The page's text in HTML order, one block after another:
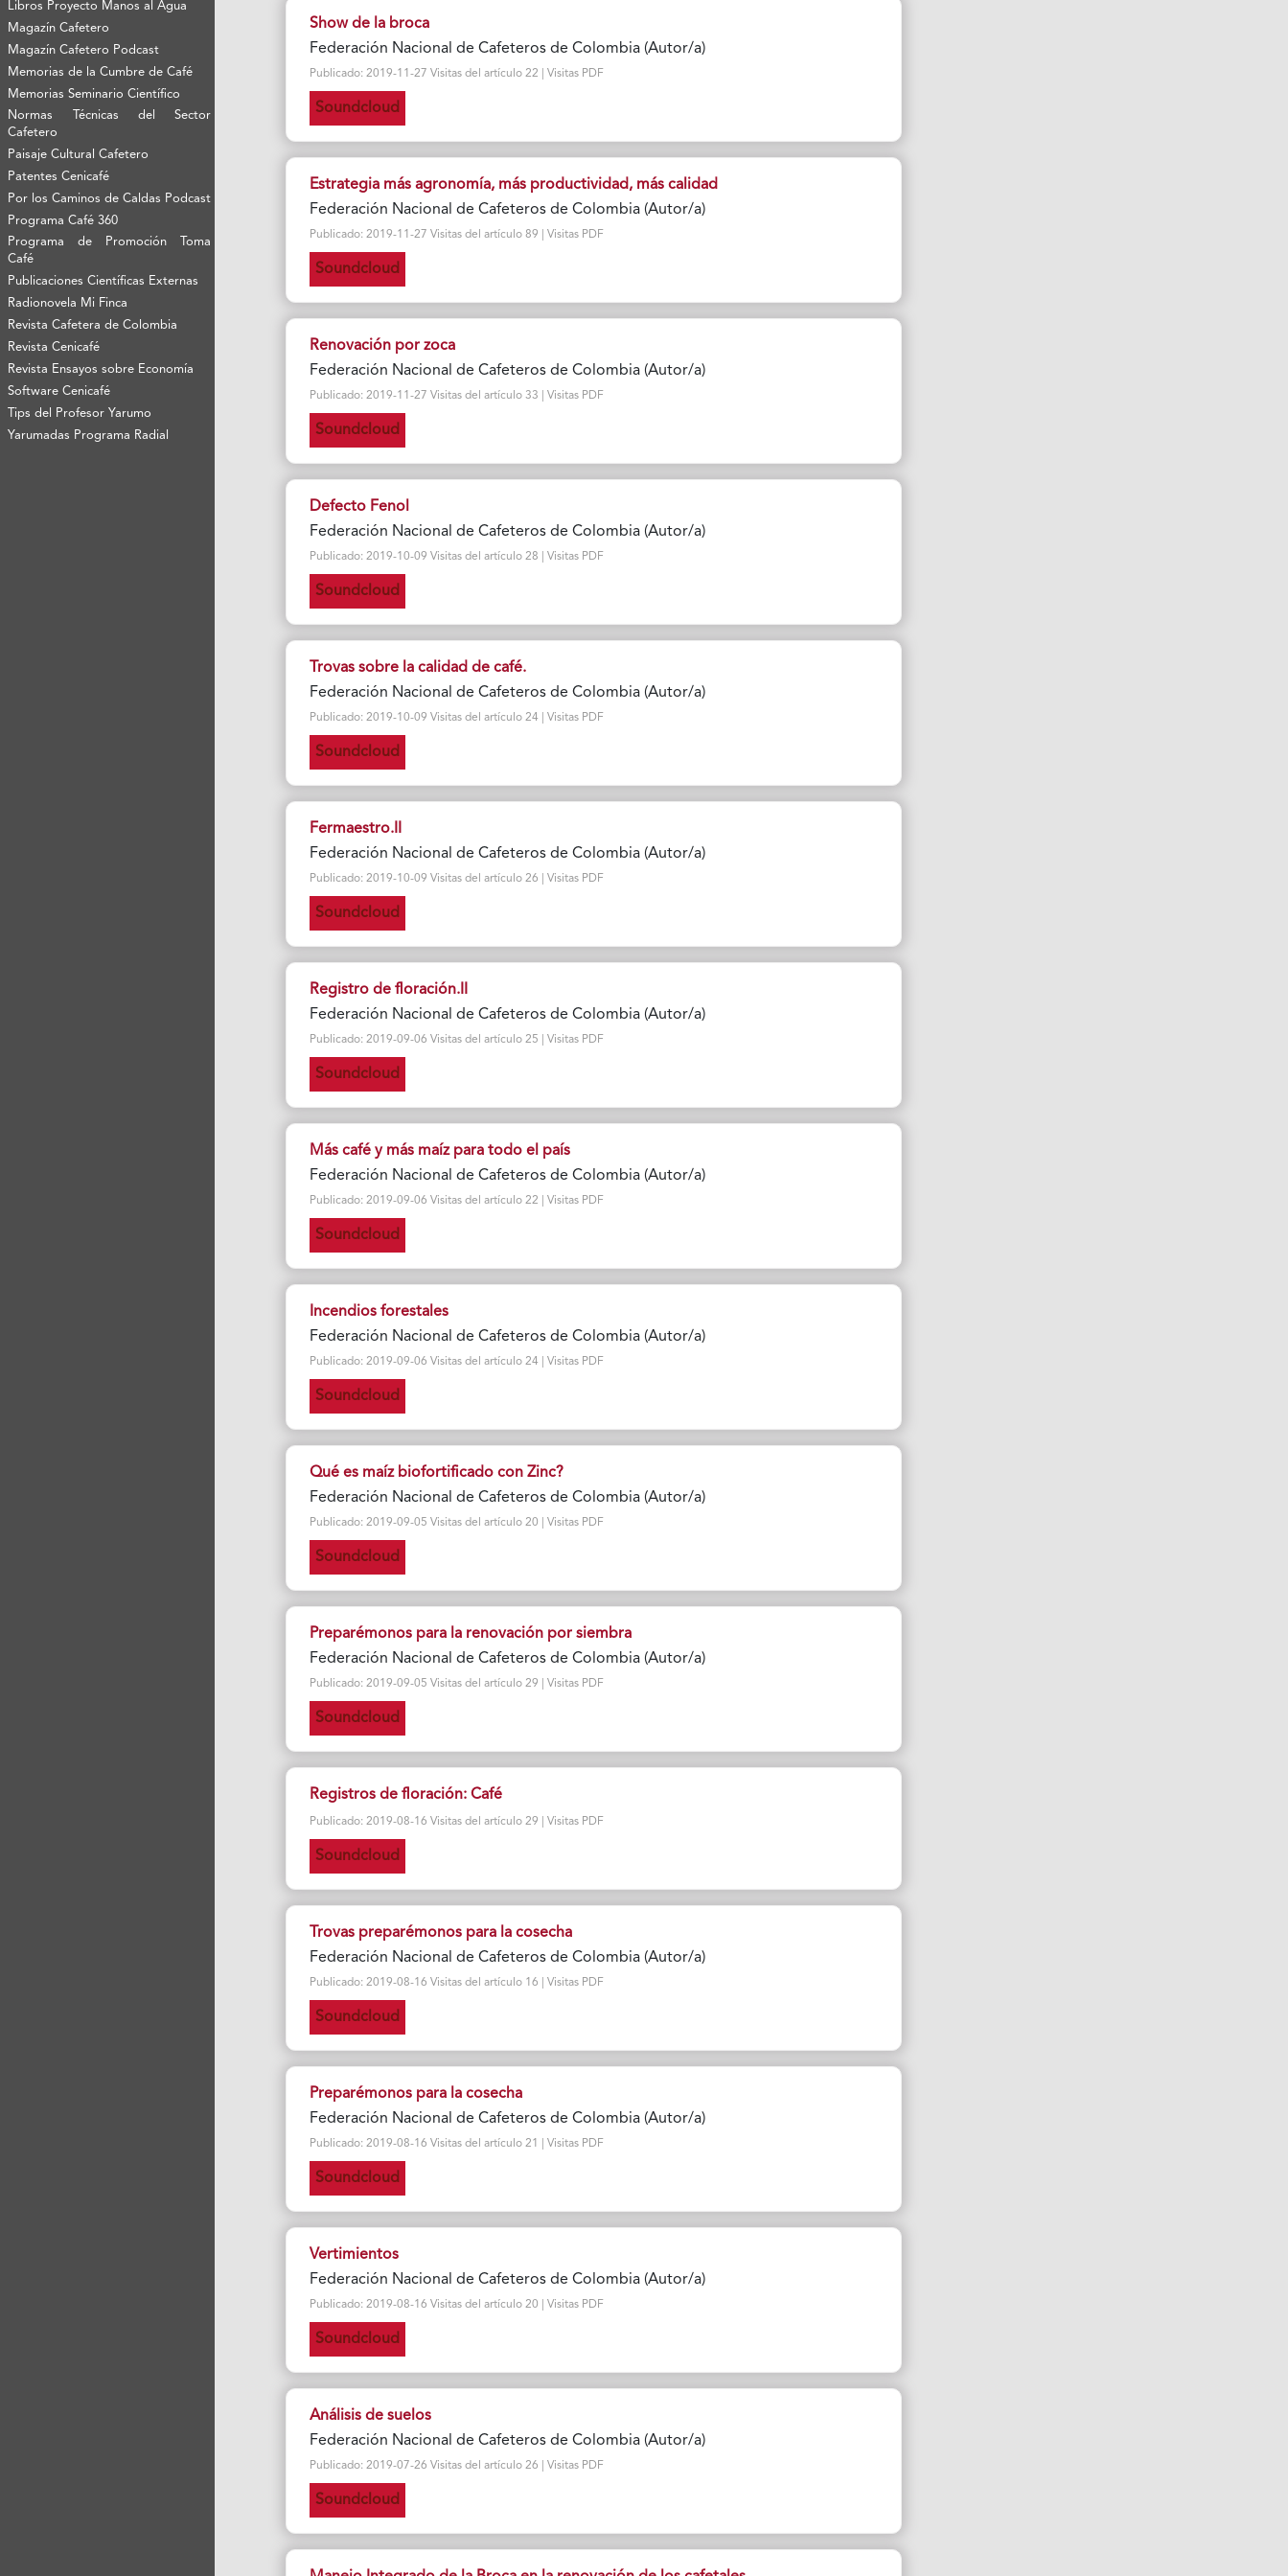
Libros Proyecto Manos al Agua
Magazín Cafetero
Magazín Cafetero Podcast
Memorias de la Cumbre de Café
Memorias Seminario Científico
Normas Técnicas del Sector
Cafetero
Paisaje Cultural Cafetero
Patentes Cenicafé
Por los Caminos de Caldas Podcast
Programa Café 360
Programa de Promoción Toma
Café
Publicaciones Científicas Externas
Radionovela Mi Finca
Revista Cafetera de Colombia
Revista Cenicafé
Revista Ensayos sobre Economía
Software Cenicafé
Tips del Profesor Yarumo
Yarumadas Programa Radial
Show de la broca
Federación Nacional de Cafeteros de Colombia (Autor/a)
Publicado: 2019-11-27 Visitas del artículo 22 | Visitas PDF
Soundcloud
Estrategia más agronomía, más productividad, más calidad
Federación Nacional de Cafeteros de Colombia (Autor/a)
Publicado: 2019-11-27 Visitas del artículo 89 | Visitas PDF
Soundcloud
Renovación por zoca
Federación Nacional de Cafeteros de Colombia (Autor/a)
Publicado: 2019-11-27 Visitas del artículo 33 | Visitas PDF
Soundcloud
Defecto Fenol
Federación Nacional de Cafeteros de Colombia (Autor/a)
Publicado: 2019-10-09 Visitas del artículo 28 | Visitas PDF
Soundcloud
Trovas sobre la calidad de café.
Federación Nacional de Cafeteros de Colombia (Autor/a)
Publicado: 2019-10-09 Visitas del artículo 24 | Visitas PDF
Soundcloud
Fermaestro.II
Federación Nacional de Cafeteros de Colombia (Autor/a)
Publicado: 2019-10-09 Visitas del artículo 26 | Visitas PDF
Soundcloud
Registro de floración.II
Federación Nacional de Cafeteros de Colombia (Autor/a)
Publicado: 2019-09-06 Visitas del artículo 25 | Visitas PDF
Soundcloud
Más café y más maíz para todo el país
Federación Nacional de Cafeteros de Colombia (Autor/a)
Publicado: 2019-09-06 Visitas del artículo 22 | Visitas PDF
Soundcloud
Incendios forestales
Federación Nacional de Cafeteros de Colombia (Autor/a)
Publicado: 2019-09-06 Visitas del artículo 24 | Visitas PDF
Soundcloud
Qué es maíz biofortificado con Zinc?
Federación Nacional de Cafeteros de Colombia (Autor/a)
Publicado: 2019-09-05 Visitas del artículo 20 | Visitas PDF
Soundcloud
Preparémonos para la renovación por siembra
Federación Nacional de Cafeteros de Colombia (Autor/a)
Publicado: 2019-09-05 Visitas del artículo 29 | Visitas PDF
Soundcloud
Registros de floración: Café
Publicado: 2019-08-16 Visitas del artículo 29 | Visitas PDF
Soundcloud
Trovas preparémonos para la cosecha
Federación Nacional de Cafeteros de Colombia (Autor/a)
Publicado: 2019-08-16 Visitas del artículo 16 | Visitas PDF
Soundcloud
Preparémonos para la cosecha
Federación Nacional de Cafeteros de Colombia (Autor/a)
Publicado: 2019-08-16 Visitas del artículo 21 | Visitas PDF
Soundcloud
Vertimientos
Federación Nacional de Cafeteros de Colombia (Autor/a)
Publicado: 2019-08-16 Visitas del artículo 20 | Visitas PDF
Soundcloud
Análisis de suelos
Federación Nacional de Cafeteros de Colombia (Autor/a)
Publicado: 2019-07-26 Visitas del artículo 26 | Visitas PDF
Soundcloud